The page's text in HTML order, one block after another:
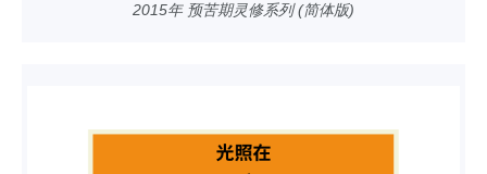
2015年 预苦期灵修系列 (简体版)